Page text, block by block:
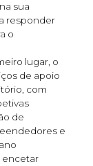
sua
responder
o
lugar, o
de apoio
com
de
e
encetar